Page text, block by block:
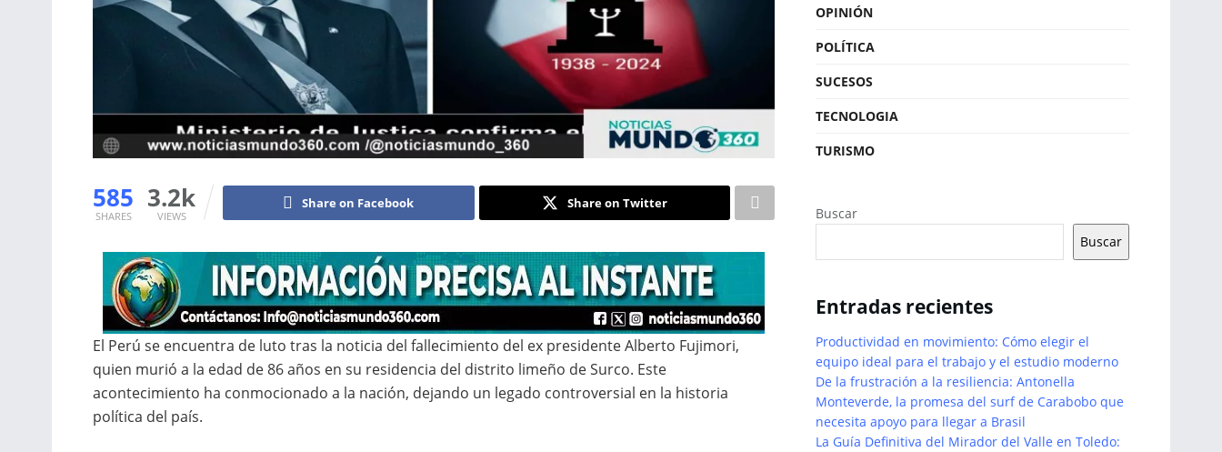
585
SHARES
3.2k
VIEWS
Share on Facebook Share on Twitter
El Perú se encuentra de luto tras la noticia del fallecimiento del ex presidente Alberto Fujimori,
quien murió a la edad de 86 años en su residencia del distrito limeño de Surco. Este
acontecimiento ha conmocionado a la nación, dejando un legado controversial en la historia
política del país.
OPINIÓN
POLÍTICA
SUCESOS
TECNOLOGIA
TURISMO
Buscar
Buscar
Entradas recientes
Productividad en movimiento: Cómo elegir el
equipo ideal para el trabajo y el estudio moderno
De la frustración a la resiliencia: Antonella
Monteverde, la promesa del surf de Carabobo que
necesita apoyo para llegar a Brasil
La Guía Definitiva del Mirador del Valle en Toledo: